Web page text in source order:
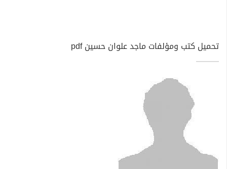
تحميل كتب ومؤلفات ماجد علوان حسين pdf